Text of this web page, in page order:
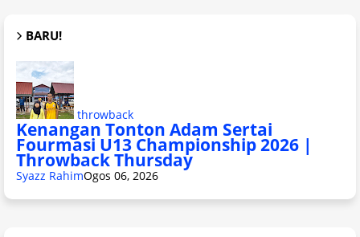
BARU!
throwback
Kenangan Tonton Adam Sertai
Fourmasi U13 Championship 2026 |
Throwback Thursday
Syazz RahimOgos 06, 2026